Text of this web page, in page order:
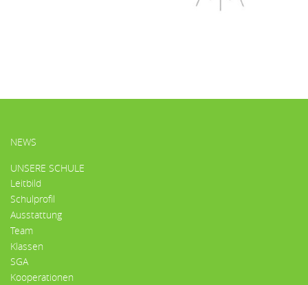
HAUPTMENÜ
NEWS
UNSERE SCHULE
Leitbild
Schulprofil
Ausstattung
Team
Klassen
SGA
Kooperationen